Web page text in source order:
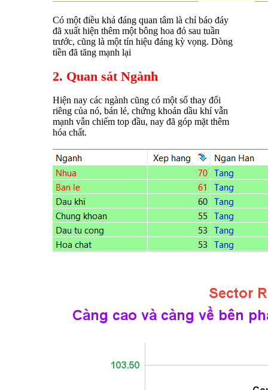
Có một điều khá đáng quan tâm là chỉ báo đáy
đã xuất hiện thêm một bông hoa đỏ sau tuần
trước, cũng là một tín hiệu đáng kỳ vọng. Dòng
tiền đã tăng mạnh lại
2. Quan sát Ngành
Hiện nay các ngành cũng có một số thay đổi
riêng của nó, bán lẻ, chứng khoán dầu khí vẫn
mạnh vẫn chiếm top đầu, nay đã góp mặt thêm
hóa chất.